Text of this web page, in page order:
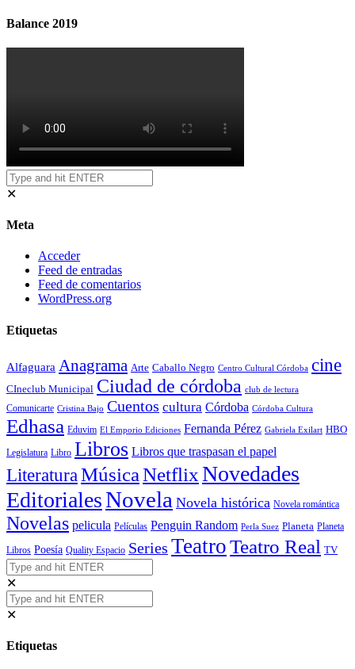
Balance 2019
✕
Meta
Acceder
Feed de entradas
Feed de comentarios
WordPress.org
Etiquetas
Alfaguara Anagrama Arte Caballo Negro Centro Cultural Córdoba cine
CIneclub Municipal Ciudad de córdoba club de lectura
Comunicarte Cristina Bajo Cuentos cultura Córdoba Córdoba Cultura
Edhasa Eduvim El Emporio Ediciones Fernanda Pérez Gabriela Exilart HBO
Legislatura Libro Libros Libros que traspasan el papel
LiteraturaMúsicaNetflixNovedades
EditorialesNovela Novela histórica Novela romántica
Novelas pelicula Películas Penguin Random Perla Suez Planeta Planeta
Libros Poesía Quality Espacio Series TeatroTeatro Real TV
✕
✕
Etiquetas